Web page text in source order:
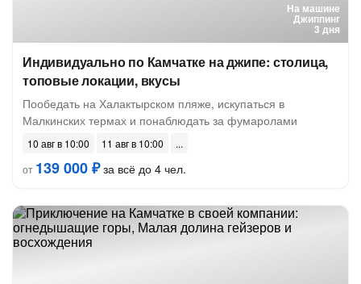
На машине
Джиппинг
3 дня
Индивидуально по Камчатке на джипе: столица,
топовые локации, вкусы
Пообедать на Халактырском пляже, искупаться в
Малкинских термах и понаблюдать за фумаролами
10 авг в 10:00
11 авг в 10:00
от 139 000 ₽за всё до 4 чел.